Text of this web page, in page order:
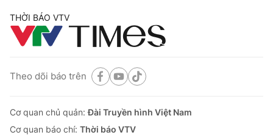
THỜI BÁO VTV
Theo dõi báo trên
Cơ quan chủ quản:Đài Truyền hình Việt Nam
Cơ quan báo chí: Thời báo VTV